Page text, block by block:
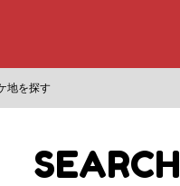
地を探す
SEARCH